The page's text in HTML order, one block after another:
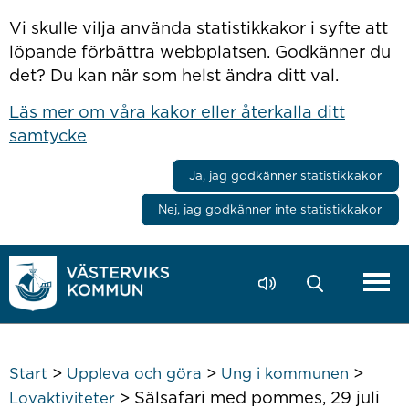
Vi skulle vilja använda statistikkakor i syfte att
löpande förbättra webbplatsen. Godkänner du
det? Du kan när som helst ändra ditt val.
Läs mer om våra kakor eller återkalla ditt
samtycke
Ja, jag godkänner statistikkakor
Nej, jag godkänner inte statistikkakor
Start > Uppleva och göra > Ung i kommunen >
Lovaktiviteter> Sälsafari med pommes, 29 juli